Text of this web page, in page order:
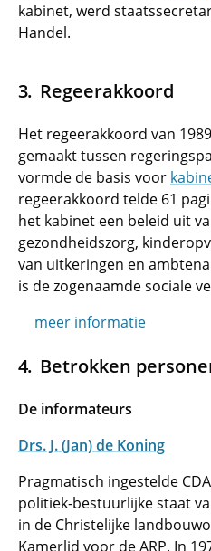
kabinet, werd
Handel.
Regeerakkoord
Het regeerakkoord van
gemaakt tussen
vormde de basis voor
regeerakkoord telde 61
het kabinet een beleid uit
gezondheidszorg,
van uitkeringen en
is de zogenaamde sociale
meer informatie
Betrokken
De informateurs
Drs. J. (Jan) de Koning
Pragmatisch ingestelde
politiek-bestuurlijke staat
in de Christelijke
Kamerlid voor de ARP. In